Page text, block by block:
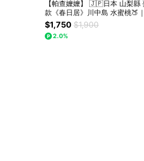
【帕查嬤嬤】 🇯🇵日本 山梨縣 夢幻神級🌟限量
款《春日居》川中島 水蜜桃🍑
$1,750 $1,900
2.0%